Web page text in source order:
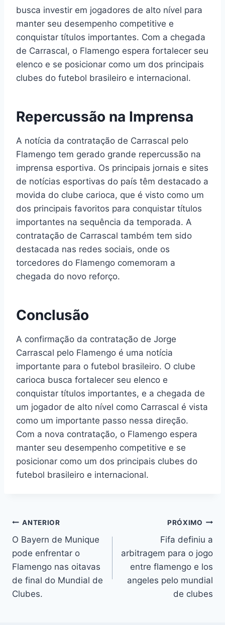
busca investir em jogadores de alto nível para
manter seu desempenho competitive e
conquistar títulos importantes. Com a chegada
de Carrascal, o Flamengo espera fortalecer seu
elenco e se posicionar como um dos principais
clubes do futebol brasileiro e internacional.
Repercussão na Imprensa
A notícia da contratação de Carrascal pelo
Flamengo tem gerado grande repercussão na
imprensa esportiva. Os principais jornais e sites
de notícias esportivas do país têm destacado a
movida do clube carioca, que é visto como um
dos principais favoritos para conquistar títulos
importantes na sequência da temporada. A
contratação de Carrascal também tem sido
destacada nas redes sociais, onde os
torcedores do Flamengo comemoram a
chegada do novo reforço.
Conclusão
A confirmação da contratação de Jorge
Carrascal pelo Flamengo é uma notícia
importante para o futebol brasileiro. O clube
carioca busca fortalecer seu elenco e
conquistar títulos importantes, e a chegada de
um jogador de alto nível como Carrascal é vista
como um importante passo nessa direção.
Com a nova contratação, o Flamengo espera
manter seu desempenho competitive e se
posicionar como um dos principais clubes do
futebol brasileiro e internacional.
Navegação
de
Post
ANTERIOR
O Bayern de Munique
pode enfrentar o
Flamengo nas oitavas
de final do Mundial de
Clubes.
PRÓXIMO
Fifa definiu a
arbitragem para o jogo
entre flamengo e los
angeles pelo mundial
de clubes